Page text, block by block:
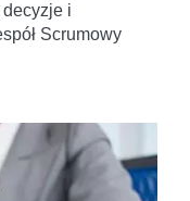
i
Scrumowy